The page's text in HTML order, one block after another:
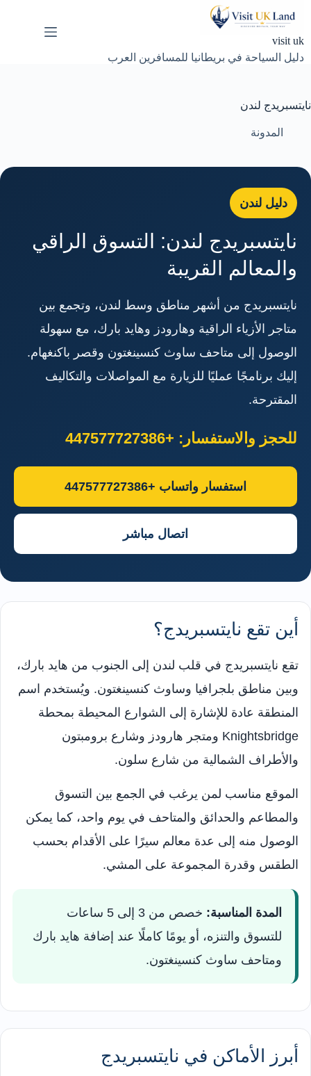
visit uk
دليل السياحة في بريطانيا للمسافرين العرب
نايتسبريدج لندن
المدونة
دليل لندن
نايتسبريدج لندن: التسوق الراقي
والمعالم القريبة
نايتسبريدج من أشهر مناطق وسط لندن، وتجمع بين
متاجر الأزياء الراقية وهارودز وهايد بارك، مع سهولة
الوصول إلى متاحف ساوث كنسينغتون وقصر باكنغهام.
إليك برنامجًا عمليًا للزيارة مع المواصلات والتكاليف
المقترحة.
للحجز والاستفسار: +447577727386
استفسار واتساب +447577727386
اتصال مباشر
أين تقع نايتسبريدج؟
تقع نايتسبريدج في قلب لندن إلى الجنوب من هايد بارك،
وبين مناطق بلجرافيا وساوث كنسينغتون. ويُستخدم اسم
المنطقة عادة للإشارة إلى الشوارع المحيطة بمحطة
Knightsbridge ومتجر هارودز وشارع برومبتون
والأطراف الشمالية من شارع سلون.
الموقع مناسب لمن يرغب في الجمع بين التسوق
والمطاعم والحدائق والمتاحف في يوم واحد، كما يمكن
الوصول منه إلى عدة معالم سيرًا على الأقدام بحسب
الطقس وقدرة المجموعة على المشي.
المدة المناسبة:
خصص من 3 إلى 5 ساعات
للتسوق والتنزه، أو يومًا كاملًا عند إضافة هايد بارك
ومتاحف ساوث كنسينغتون.
أبرز الأماكن في نايتسبريدج